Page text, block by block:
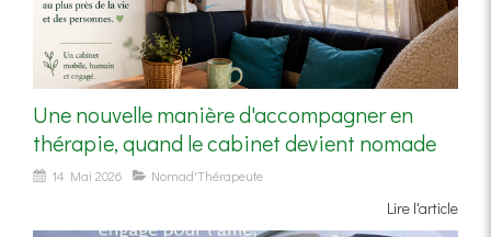
Une nouvelle manière d'accompagner en
thérapie, quand le cabinet devient nomade
14 Mai 2026 Nomad'Thérapeute
Lire l'article